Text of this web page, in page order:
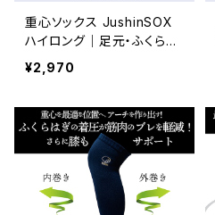
重心ソックス JushinSOX
ハイロング｜足元・ふくらは
ぎ・ひざまわりまで支える5
本指ソックス 黒
¥2,970